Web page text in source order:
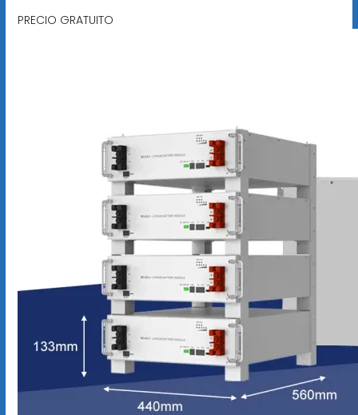
PRECIO GRATUITO